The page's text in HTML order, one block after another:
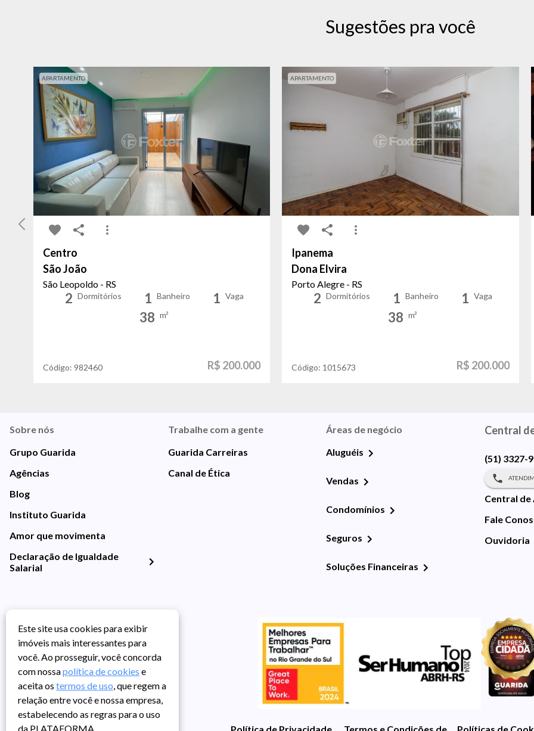
Sugestões pra você
APARTAMENTO
Centro
São João
São Leopoldo - RS
2 Dormitórios 1 Banheiro 1 Vaga
38 m²
Código: 982460 R$ 200.000
APARTAMENTO
Ipanema
Dona Elvira
Porto Alegre - RS
2 Dormitórios 1 Banheiro 1 Vaga
38 m²
Código: 1015673 R$ 200.000
Sobre nós
Grupo Guarida
Agências
Blog
Instituto Guarida
Amor que movimenta
Declaração de Igualdade
Salarial
Trabalhe com a gente
Guarida Carreiras
Canal de Ética
Áreas de negócio
Aluguéis
Vendas
Condomínios
Seguros
Soluções Financeiras
Central
(51) 3327-
Central de
Fale
Ouvidoria
Política de Privacidade Termos e Condições de UsoPolíticas de
Este site usa cookies para exibir
imóveis mais interessantes para
você. Ao prosseguir, você concorda
com nossapolítica de cookies e
aceita os termos de uso, que regem a
relação entre você e nossa empresa,
estabelecendo as regras para o uso
da PLATAFORMA.